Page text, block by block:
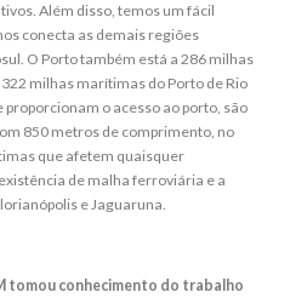
Além disso, temos um fácil
conecta as demais regiões
O Porto também está a 286 milhas
milhas marítimas do Porto de Rio
o acesso ao porto, são
850 metros de comprimento, no
que afetem quaisquer
de malha ferroviária e a
e Jaguaruna.
tomou conhecimento do trabalho